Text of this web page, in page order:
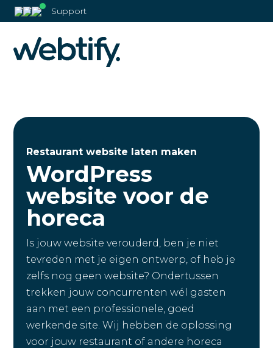
Support
Restaurant website laten maken
WordPress
website voor de
horeca
Is jouw website verouderd, ben je niet
tevreden met je eigen ontwerp, of heb je
zelfs nog geen website? Ondertussen
trekken jouw concurrenten wél gasten
aan met een professionele, goed
werkende site. Wij hebben de oplossing
voor jouw restaurant of andere horeca